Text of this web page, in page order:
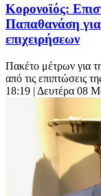
Κορονοϊός:
Παπαθανάση για
επιχειρήσεων
Πακέτο μέτρων για
από τις επιπτώσεις
18:19 | Δευτέρα 08